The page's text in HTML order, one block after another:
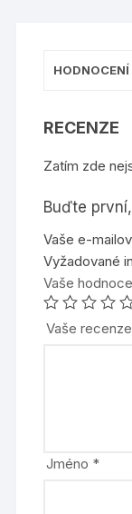
RECENZE
Zatím zde
Buďte
Vaše e-
Vyžadované
Vaše
Vaše recenze
Jméno *